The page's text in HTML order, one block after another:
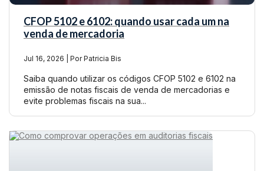
CFOP 5102 e 6102: quando usar cada um na
venda de mercadoria
Jul 16, 2026 | Por Patricia Bis
Saiba quando utilizar os códigos CFOP 5102 e 6102 na
emissão de notas fiscais de venda de mercadorias e
evite problemas fiscais na sua...